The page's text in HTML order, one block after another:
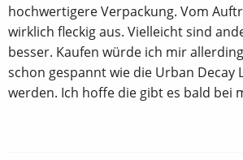
hochwertigere Verpackung. Vom
wirklich fleckig aus. Vielleicht sind
besser. Kaufen würde ich mir
schon gespannt wie die Urban Decay
werden. Ich hoffe die gibt es bald bei